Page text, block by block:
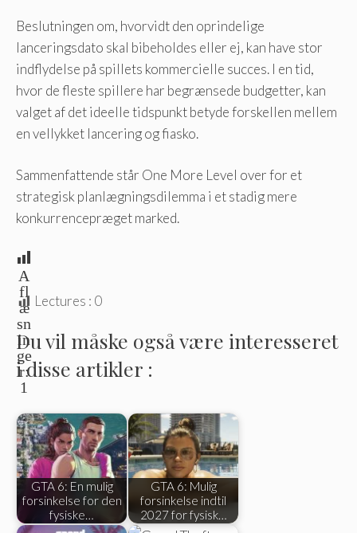
Beslutningen om, hvorvidt den oprindelige
lanceringsdato skal bibeholdes eller ej, kan have stor
indflydelse på spillets kommercielle succes. I en tid,
hvor de fleste spillere har begrænsede budgetter, kan
valget af det ideelle tidspunkt betyde forskellen mellem
en vellykket lancering og fiasko.
Sammenfattende står One More Level over for et
strategisk planlægningsdilemma i et stadig mere
konkurrencepræget marked.
A
fl
æ
sn
in
ge
r:
1
Lectures : 0
Du vil måske også være interesseret
i disse artikler :
GTA 6: En mulig
forsinkelse for den
fysiske…
GTA 6: Mulig
forsinkelse indtil
2027 for fysisk…